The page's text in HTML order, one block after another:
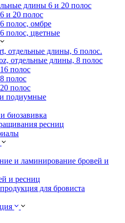
длины 6 и 20 полос
и 20 полос
полос, омбре
полос, цветные
отдельные длины, 6 полос.
отдельные длины, 8 полос
полос
полос
полос
подиумные
биозавивка
ресниц
и ламинирование бровей и
и ресниц
для бровиста